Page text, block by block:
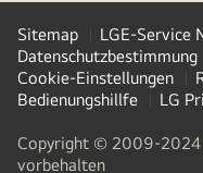
Sitemap
LGE-Service
Datenschutzbestimmung
Cookie-Einstellungen
Bedienungshillfe
LG
Copyright © 2009-2024
vorbehalten